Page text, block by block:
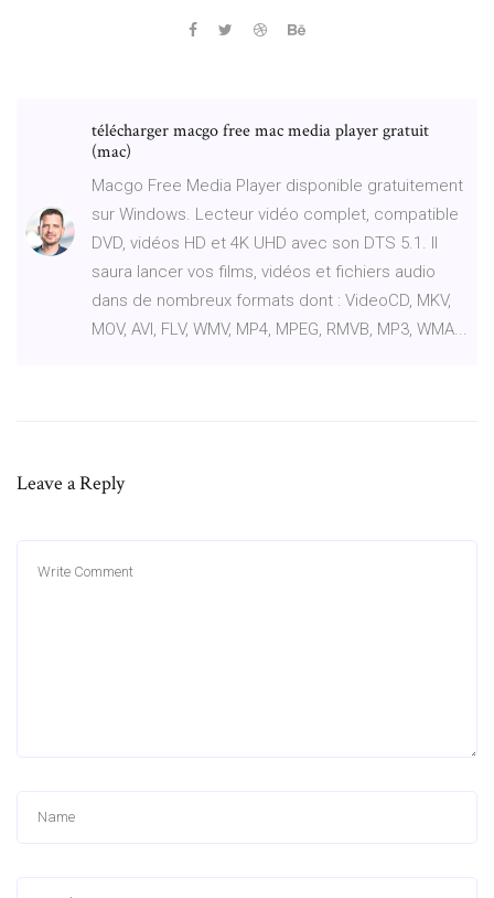
télécharger macgo free mac media player gratuit
(mac)
Macgo Free Media Player disponible gratuitement
sur Windows. Lecteur vidéo complet, compatible
DVD, vidéos HD et 4K UHD avec son DTS 5.1. Il
saura lancer vos films, vidéos et fichiers audio
dans de nombreux formats dont : VideoCD, MKV,
MOV, AVI, FLV, WMV, MP4, MPEG, RMVB, MP3, WMA...
Leave a Reply